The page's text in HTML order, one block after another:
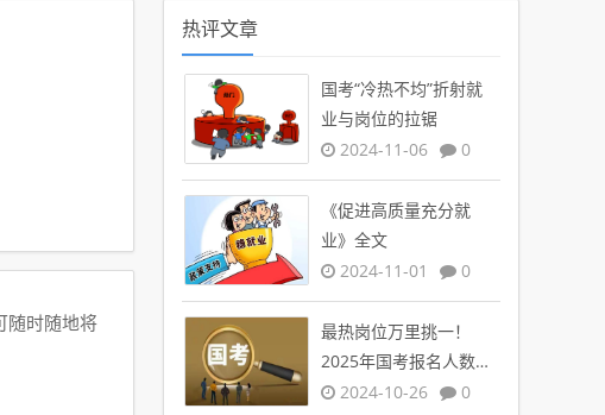
随时随地将
热评文章
国考“冷热不均”折射就
业与岗位的拉锯
2024-11-06
0
《促进高质量充分就
业》全文
2024-11-01
0
最热岗位万里挑一！
2025年国考报名人数创
新高2024-10-26 0